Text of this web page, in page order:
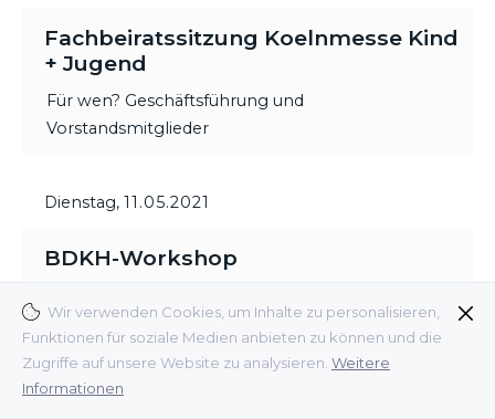
Wir verwenden Cookies, um Inhalte zu personalisieren,
Funktionen für soziale Medien anbieten zu können und die
Zugriffe auf unsere Website zu analysieren. Weitere
Informationen
Fachbeiratssitzung Koelnmesse Kind
+ Jugend
Für wen? Geschäftsführung und
Vorstandsmitglieder
Dienstag, 11.05.2021
BDKH-Workshop
Vorträge von Patrick Hergert (Social Media
Experte), Ulrica Griffiths (Griffiths Consulting) und
Dr. Stefano Armandi (Interconnection Consulting).